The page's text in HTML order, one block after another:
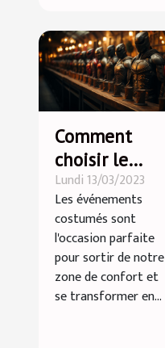
Comment
choisir le
parfait
déguisement
pour un
événement à
thème
Lundi 13/03/2023
Les événements
costumés sont
l'occasion parfaite
pour sortir de notre
zone de confort et
se transformer en...